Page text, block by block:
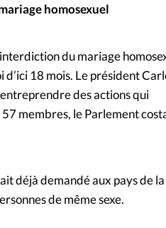
homosexuel
du mariage
18 mois. Le président
des actions qui
membres, le Parlement
déjà demandé aux pays de
de même sexe.